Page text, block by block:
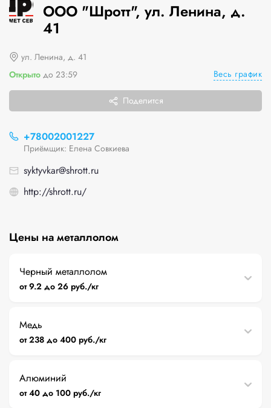
ООО "Шротт", ул. Ленина, д.
41
ул. Ленина, д. 41
Открыто до 23:59 Весь график
Поделится
+78002001227
Приёмщик: Елена Совкиева
syktyvkar@shrott.ru
http://shrott.ru/
Цены на металлолом
Черный металлолом
от 9.2 до 26 руб./кг
Медь
от 238 до 400 руб./кг
Алюминий
от 40 до 100 руб./кг